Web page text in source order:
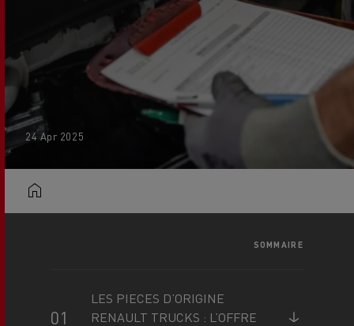
24 Apr 2025
SOMMAIRE
LES PIECES D’ORIGINE
RENAULT TRUCKS : L’OFFRE